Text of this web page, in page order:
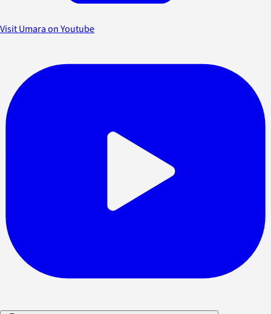
Visit Umara on Youtube